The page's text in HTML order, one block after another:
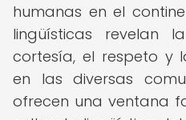
humanas en el
lingüísticas revelan
cortesía, el respeto y
en las diversas
ofrecen una ventana